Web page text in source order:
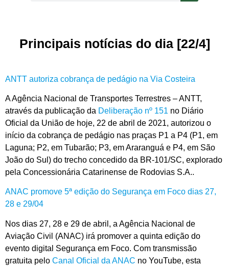
Principais notícias do dia [22/4]
ANTT autoriza cobrança de pedágio na Via Costeira
A Agência Nacional de Transportes Terrestres – ANTT,
através da publicação da Deliberação nº 151 no Diário
Oficial da União de hoje, 22 de abril de 2021, autorizou o
início da cobrança de pedágio nas praças P1 a P4 (P1, em
Laguna; P2, em Tubarão; P3, em Araranguá e P4, em São
João do Sul) do trecho concedido da BR-101/SC, explorado
pela Concessionária Catarinense de Rodovias S.A..
ANAC promove 5ª edição do Segurança em Foco dias 27,
28 e 29/04
Nos dias 27, 28 e 29 de abril, a Agência Nacional de
Aviação Civil (ANAC) irá promover a quinta edição do
evento digital Segurança em Foco. Com transmissão
gratuita pelo Canal Oficial da ANAC no YouTube, esta